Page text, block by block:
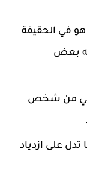
في الحقيقة
بعض
من شخص
على ازدياد